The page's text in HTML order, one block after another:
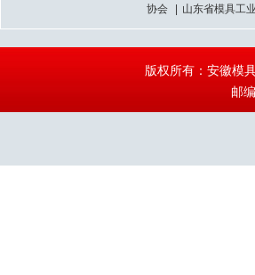
协会
山东省模具工
版权所有：安徽模
邮